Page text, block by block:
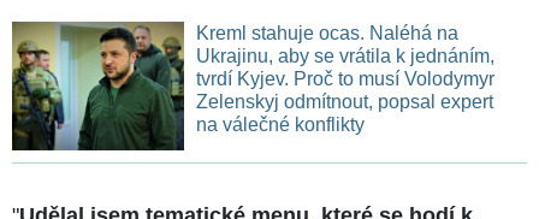
Kreml stahuje ocas. Naléhá na
Ukrajinu, aby se vrátila k jednáním,
tvrdí Kyjev. Proč to musí Volodymyr
Zelenskyj odmítnout, popsal expert
na válečné konflikty